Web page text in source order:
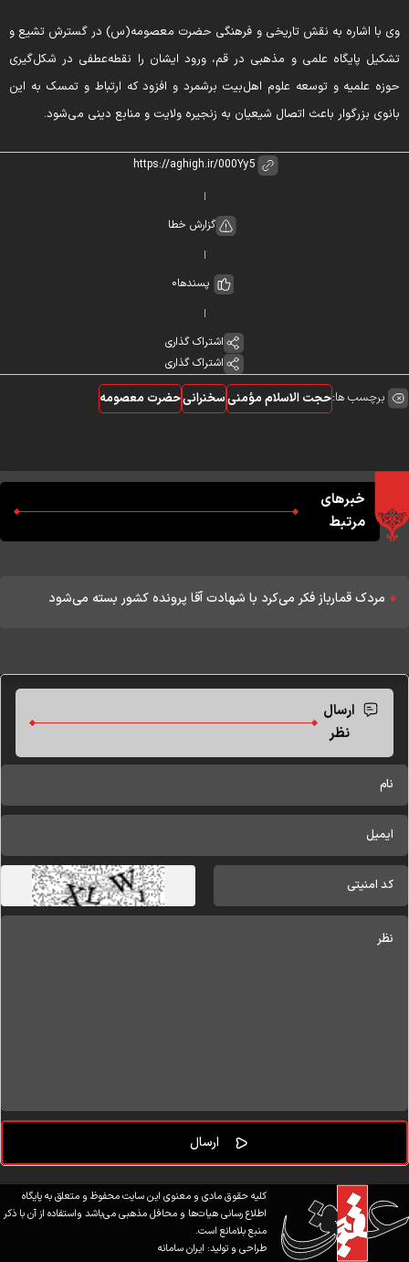
وی با اشاره به نقش تاریخی و فرهنگی حضرت معصومه(س) در گسترش تشیع و
تشکیل پایگاه علمی و مذهبی در قم، ورود ایشان را نقطه‌عطفی در شکل‌گیری
حوزه علمیه و توسعه علوم اهل‌بیت برشمرد و افزود که ارتباط و تمسک به این
بانوی بزرگوار باعث اتصال شیعیان به زنجیره ولایت و منابع دینی می‌شود.
گزارش خطا
پسندها0
اشتراک گذاری
اشتراک گذاری
برچسب ها:حجت الاسلام مؤمنیسخنرانیحضرت معصومه
خبرهای
مرتبط
مردک قمارباز فکر می‌کرد با شهادت آقا پرونده کشور بسته می‌شود
ارسال
نظر
کلیه حقوق مادی و معنوی این سایت محفوظ و متعلق به پایگاه
اطلاع رسانی هیات‌ها و محافل مذهبی می‌باشد واستفاده از آن با ذکر
منبع بلامانع است.
طراحی و تولید:ایران سامانه